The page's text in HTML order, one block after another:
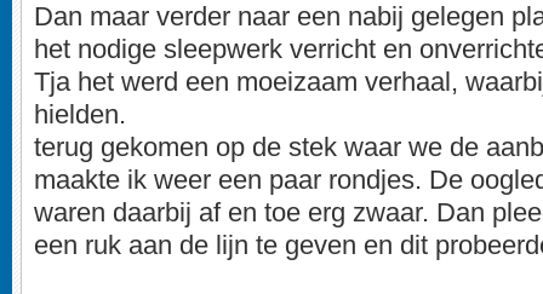
Dan maar verder naar een nabij gelegen
het nodige sleepwerk verricht en
Tja het werd een moeizaam verhaal,
hielden.
terug gekomen op de stek waar we de
maakte ik weer een paar rondjes. De
waren daarbij af en toe erg zwaar. Dan
een ruk aan de lijn te geven en dit